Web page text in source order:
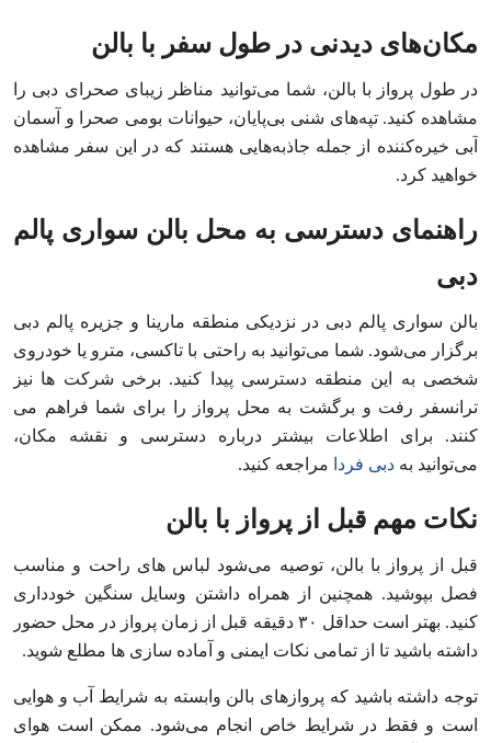
مکان‌های دیدنی در طول سفر با بالن
در طول پرواز با بالن، شما می‌توانید مناظر زیبای صحرای دبی را
مشاهده کنید. تپه‌های شنی بی‌پایان، حیوانات بومی صحرا و آسمان
آبی خیره‌کننده از جمله جاذبه‌هایی هستند که در این سفر مشاهده
خواهید کرد.
راهنمای دسترسی به محل بالن سواری پالم
دبی
بالن سواری پالم دبی در نزدیکی منطقه مارینا و جزیره پالم دبی
برگزار می‌شود. شما می‌توانید به راحتی با تاکسی، مترو یا خودروی
شخصی به این منطقه دسترسی پیدا کنید. برخی شرکت‌ ها نیز
ترانسفر رفت و برگشت به محل پرواز را برای شما فراهم می‌
کنند. برای اطلاعات بیشتر درباره دسترسی و نقشه مکان،
می‌توانید به دبی فردا مراجعه کنید.
نکات مهم قبل از پرواز با بالن
قبل از پرواز با بالن، توصیه می‌شود لباس‌ های راحت و مناسب
فصل بپوشید. همچنین از همراه داشتن وسایل سنگین خودداری
کنید. بهتر است حداقل ۳۰ دقیقه قبل از زمان پرواز در محل حضور
داشته باشید تا از تمامی نکات ایمنی و آماده‌ سازی‌ ها مطلع شوید.
توجه داشته باشید که پروازهای بالن وابسته به شرایط آب و هوایی
است و فقط در شرایط خاص انجام می‌شود. ممکن است هوای